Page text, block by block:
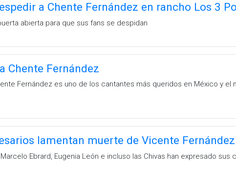
a Chente Fernández en rancho Los 3
abierta para que sus fans se despidan
Chente Fernández
Fernández es uno de los cantantes más queridos en México y el
lamentan muerte de Vicente Fernández
Ebrard, Eugenia León e incluso las Chivas han expresado sus